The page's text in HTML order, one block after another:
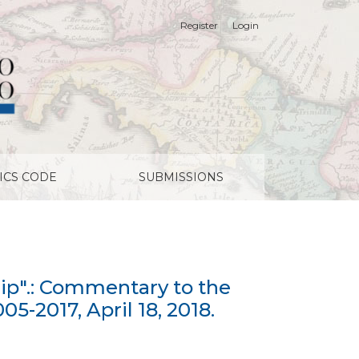
Court Casilla with JUNJI, Rol 43.005-2017,
CODE SUBMISSIONS
Register Login
Commentary to the
2017, April 18, 2018.